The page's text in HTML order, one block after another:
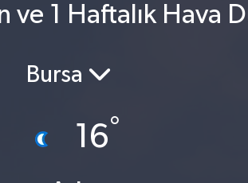
ve 1 Haftalık Hava
Bursa
16°